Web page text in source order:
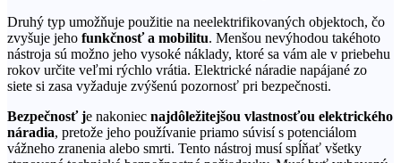
Druhý typ umožňuje použitie na neelektrifikovaných objektoch, čo
zvyšuje jeho funkčnosť a mobilitu. Menšou nevýhodou takéhoto
nástroja sú možno jeho vysoké náklady, ktoré sa vám ale v priebehu
rokov určite veľmi rýchlo vrátia. Elektrické náradie napájané zo
siete si zasa vyžaduje zvýšenú pozornosť pri bezpečnosti.
Bezpečnosť je nakoniec najdôležitejšou vlastnosťou elektrického
náradia, pretože jeho používanie priamo súvisí s potenciálom
vážneho zranenia alebo smrti. Tento nástroj musí spĺňať všetky